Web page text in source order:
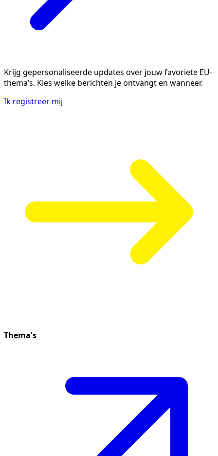
Krijg gepersonaliseerde updates over jouw favoriete EU-
thema’s. Kies welke berichten je ontvangt en wanneer.
Ik registreer mij
Thema's